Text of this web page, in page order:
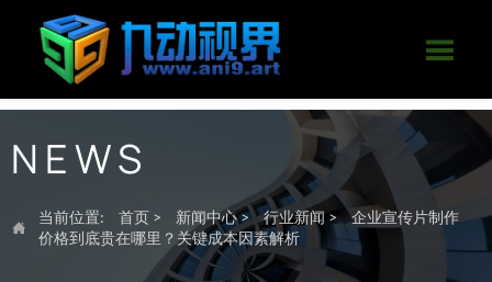

NEWS

当前位置: 首页 > 新闻中心> 行业新闻 > 企业宣传片制作
价格到底贵在哪里？关键成本因素解析